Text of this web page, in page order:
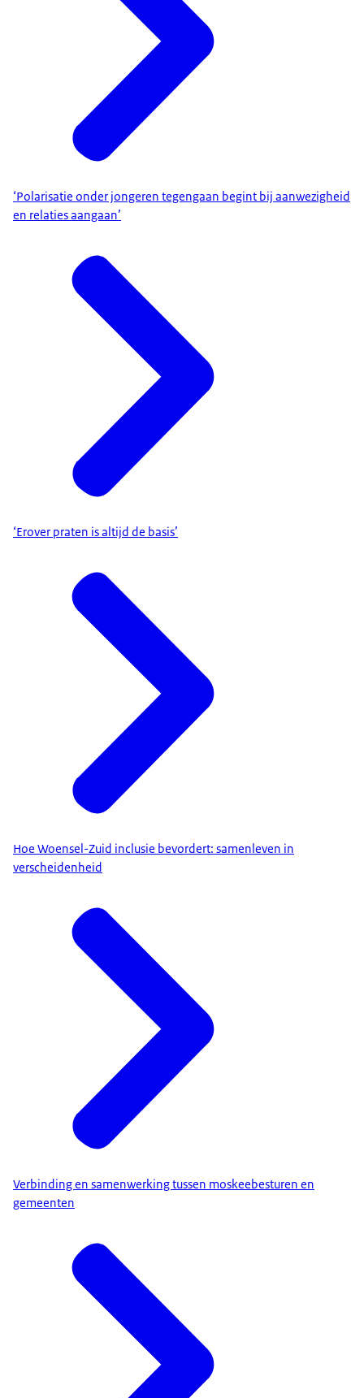
‘Polarisatie onder jongeren tegengaan begint bij aanwezigheid
en relaties aangaan’
‘Erover praten is altijd de basis’
Hoe Woensel-Zuid inclusie bevordert: samenleven in
verscheidenheid
Verbinding en samenwerking tussen moskeebesturen en
gemeenten